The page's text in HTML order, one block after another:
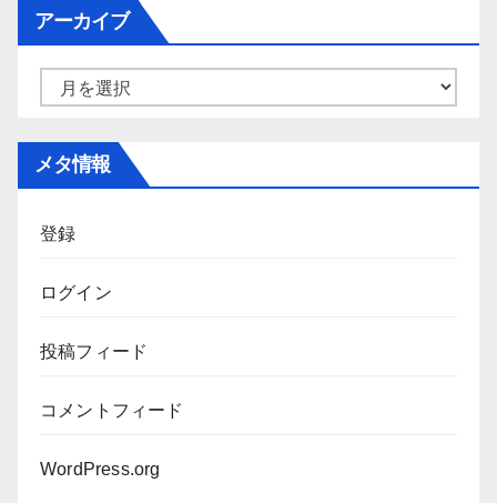
ー
アーカイブ
メタ情報
登録
ログイン
投稿フィード
コメントフィード
WordPress.org